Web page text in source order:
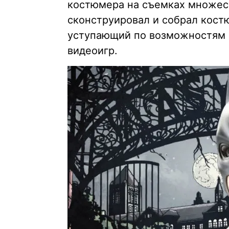
костюмера на съемках
сконструировал и собрал
уступающий по возможностям
видеоигр.